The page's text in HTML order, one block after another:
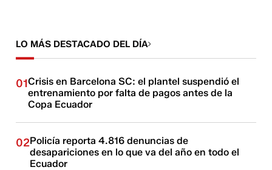
LO MÁS DESTACADO DEL DÍA
01Crisis en Barcelona SC: el plantel suspendió el
entrenamiento por falta de pagos antes de la
Copa Ecuador
02Policía reporta 4.816 denuncias de
desapariciones en lo que va del año en todo el
Ecuador